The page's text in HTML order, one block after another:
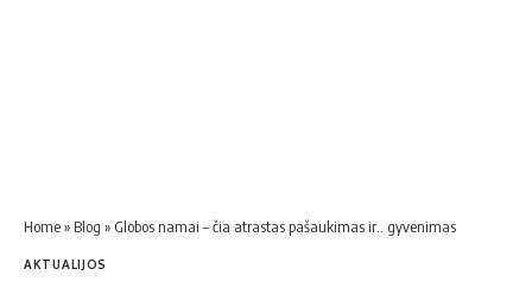
Home» Blog » Globos namai – čia atrastas pašaukimas ir.. gyvenimas
AKTUALIJOS